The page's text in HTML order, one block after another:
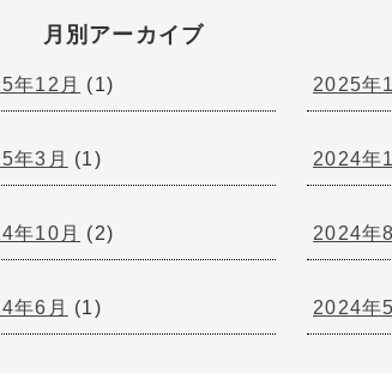
月別アーカイブ
年12月 (1) 2025年
年3月 (1) 2024年
年10月 (2) 2024年
年6月 (1) 2024年